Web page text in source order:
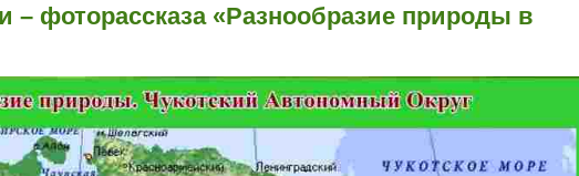
– фоторассказа «Разнообразие природы в